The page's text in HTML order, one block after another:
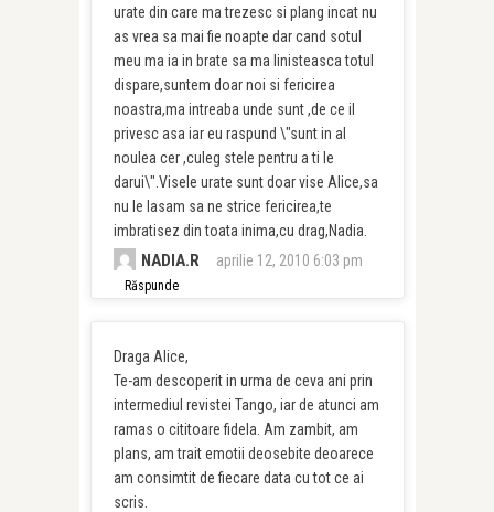
urate din care ma trezesc si plang incat nu
as vrea sa mai fie noapte dar cand sotul
meu ma ia in brate sa ma linisteasca totul
dispare,suntem doar noi si fericirea
noastra,ma intreaba unde sunt ,de ce il
privesc asa iar eu raspund \"sunt in al
noulea cer ,culeg stele pentru a ti le
darui\".Visele urate sunt doar vise Alice,sa
nu le lasam sa ne strice fericirea,te
imbratisez din toata inima,cu drag,Nadia.
NADIA.R aprilie 12, 2010 6:03 pm
Răspunde
Draga Alice,
Te-am descoperit in urma de ceva ani prin
intermediul revistei Tango, iar de atunci am
ramas o cititoare fidela. Am zambit, am
plans, am trait emotii deosebite deoarece
am consimtit de fiecare data cu tot ce ai
scris.